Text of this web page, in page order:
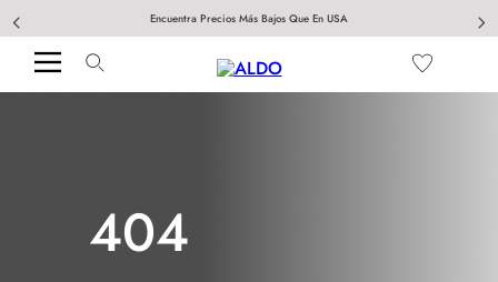
Encuentra Precios Más Bajos Que En USA
404